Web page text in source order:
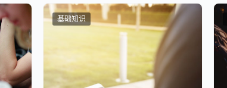
基础知识